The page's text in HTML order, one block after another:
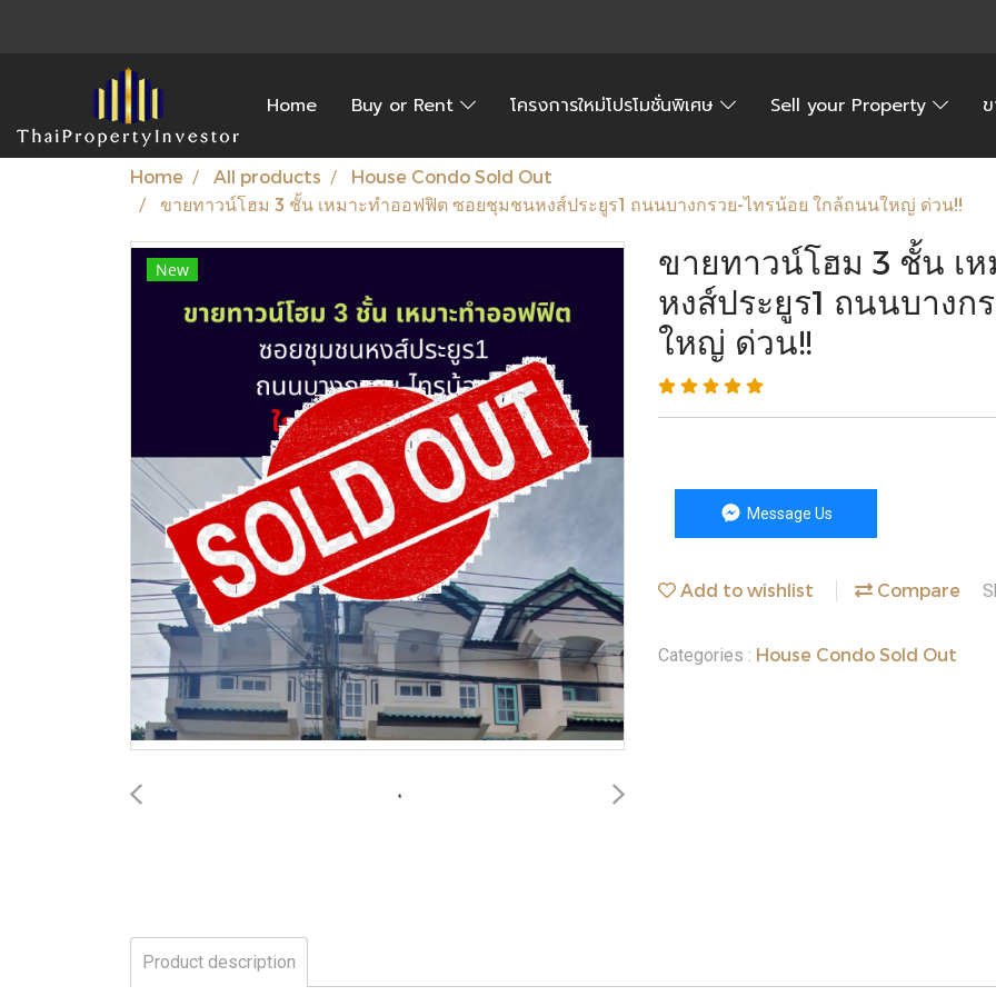
Home Buy or Rent โครงการใหม่โปรโมชั่นพิเศษ Sell your Property
Home All products
House Condo Sold Out
ขายทาวน์โฮม 3 ชั้น เหมาะทำออฟฟิต ซอยชุมชนหงส์ประยูร1 ถนนบางกรวย-ไทรน้อย ใกล้ถนนใหญ่ ด่วน!!
New
ขายทาวน์โฮม 3 ชั้น เ
หงส์ประยูร1 ถนนบาง
ใหญ่ ด่วน!!
Message Us
Add to wishlist Compare
Categories : House Condo Sold Out
Product description